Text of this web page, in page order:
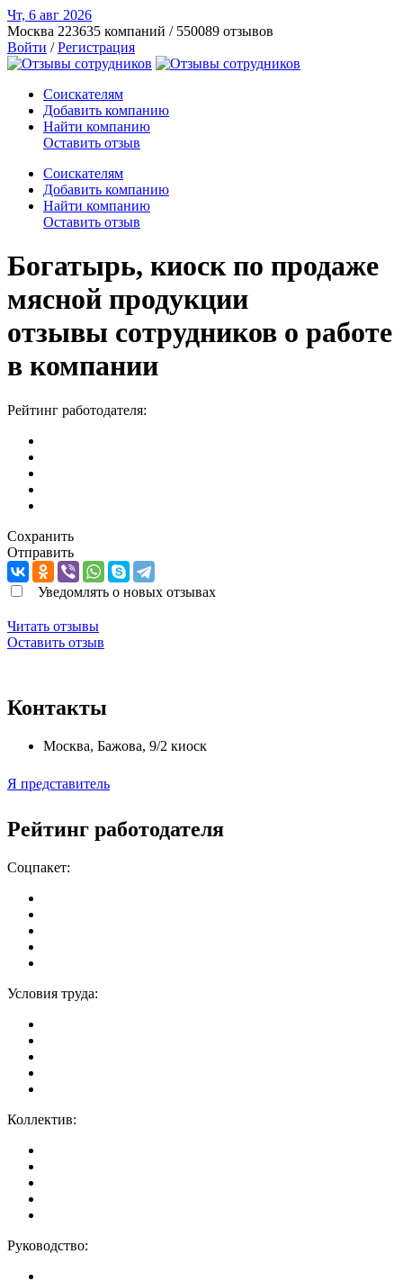
Чт, 6 авг 2026
Москва 223635 компаний / 550089 отзывов
Войти /Регистрация
Соискателям
Добавить компанию
Найти компанию
Оставить отзыв
Соискателям
Добавить компанию
Найти компанию
Оставить отзыв
Богатырь, киоск по продаже
мясной продукции
отзывы сотрудников о работе
в компании
Рейтинг работодателя:
Сохранить
Отправить
Уведомлять о новых отзывах
Читать отзывы
Оставить отзыв
Контакты
Москва, Бажова, 9/2 киоск
Я представитель
Рейтинг работодателя
Соцпакет:
Условия труда:
Коллектив:
Руководство: